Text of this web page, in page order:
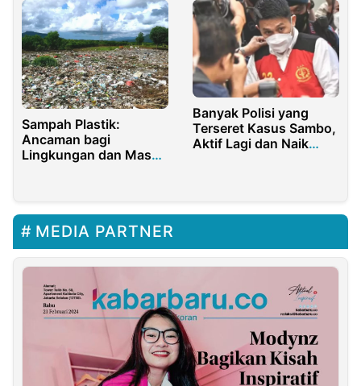
Lintas
Sampah Plastik:
Ancaman bagi
Lingkungan dan Masa
Banyak Polisi yang
Terseret Kasus Sambo,
Aktif Lagi dan Naik
MEDIA PARTNER